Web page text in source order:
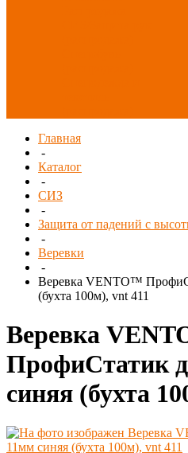
Главная
-
Каталог
-
СИЗ
-
Защита от падений с
-
Веревки
-
Веревка VENTO™
(бухта 100м), vnt 411
Веревка
ПрофиСтатик
синяя (бухта